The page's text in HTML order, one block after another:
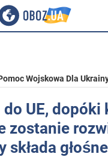
Wojskowa Dla
UE, dopóki
zostanie
głośne